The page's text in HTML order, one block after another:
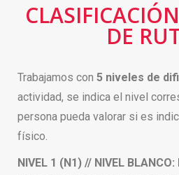
DE
Trabajamos con 5 niveles de
actividad, se indica el nivel
persona pueda valorar si es
físico.
NIVEL 1 (N1) // NIVEL